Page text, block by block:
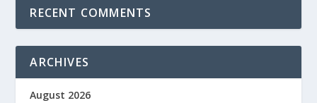
RECENT COMMENTS
ARCHIVES
August 2026